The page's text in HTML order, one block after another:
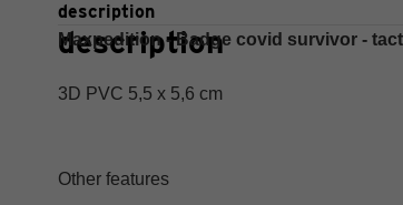
description
description
Maxpedition - Badge covid survivor -
3D PVC 5,5 x 5,6 cm
Other features